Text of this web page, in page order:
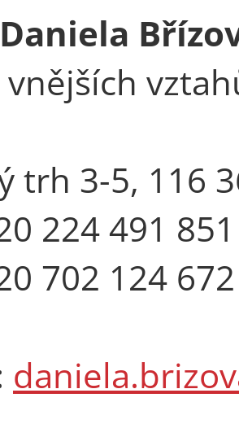
trh 3-5, 116
224 491 851
702 124 672